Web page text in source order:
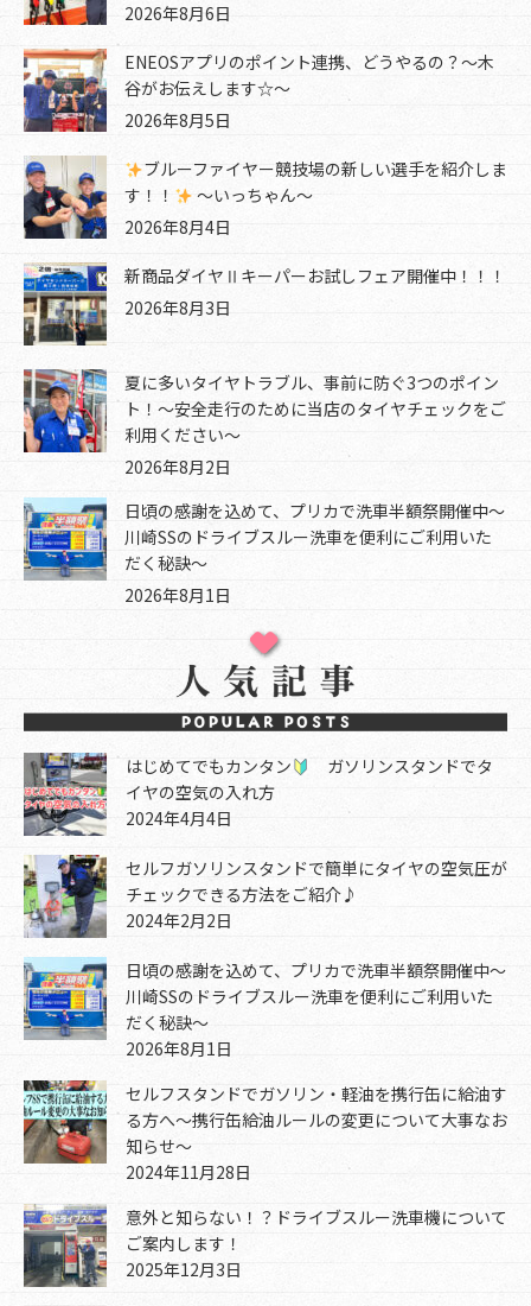
2026年8月6日
ENEOSアプリのポイント連携、どうやるの？～木
谷がお伝えします☆～
2026年8月5日
ブルーファイヤー競技場の新しい選手を紹介しま
す！！
～いっちゃん～
2026年8月4日
新商品ダイヤⅡキーパーお試しフェア開催中！！！
2026年8月3日
夏に多いタイヤトラブル、事前に防ぐ3つのポイン
ト！～安全走行のために当店のタイヤチェックをご
利用ください～
2026年8月2日
日頃の感謝を込めて、プリカで洗車半額祭開催中～
川崎SSのドライブスルー洗車を便利にご利用いた
だく秘訣～
2026年8月1日
はじめてでもカンタン
ガソリンスタンドでタ
イヤの空気の入れ方
2024年4月4日
セルフガソリンスタンドで簡単にタイヤの空気圧が
チェックできる方法をご紹介♪
2024年2月2日
日頃の感謝を込めて、プリカで洗車半額祭開催中～
川崎SSのドライブスルー洗車を便利にご利用いた
だく秘訣～
2026年8月1日
セルフスタンドでガソリン・軽油を携行缶に給油す
る方へ～携行缶給油ルールの変更について大事なお
知らせ～
2024年11月28日
意外と知らない！？ドライブスルー洗車機について
ご案内します！
2025年12月3日